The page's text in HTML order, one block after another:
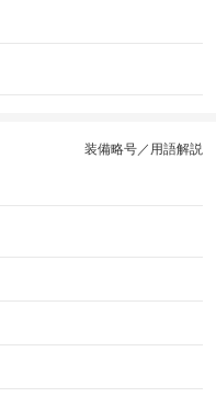
装備略号／用語解説